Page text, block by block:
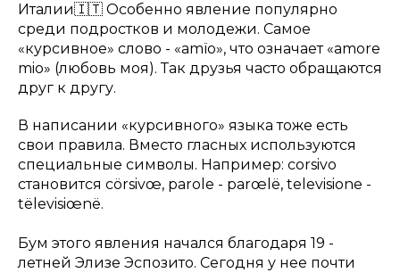
Италии🇮🇹 Особенно явление популярно
среди подростков и молодежи. Самое
«курсивное» слово - «amïo», что означает «amore
mio» (любовь моя). Так друзья часто обращаются
друг к другу.
В написании «курсивного» языка тоже есть
свои правила. Вместо гласных используются
специальные символы. Например: corsivo
становится cörsivœ, parole - parœlë, televisione -
tëlevisiœnë.
Бум этого явления начался благодаря 19 -
летней Элизе Эспозито. Сегодня у нее почти